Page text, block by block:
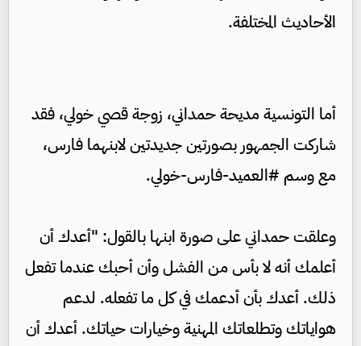
الأحاديث المختلفة.
أما التونسية مديحة حمداني، زوجة قصي خولي، فقد
شاركت الجمهور بصورتين جديدتين لابنهما فارس،
مع وسم #العميد-فارس-خولي.
وعلقت حمداني على صورة ابنها بالقول: "أعدك أن
أعلمك أنه لا بأس من الفشل وأن أحبك عندما تفعل
ذلك. أعدك بأن أدعمك في كل ما تفعله. لدعم
هواياتك وتطلعاتك المهنية وخيارات حياتك. أعدك أن